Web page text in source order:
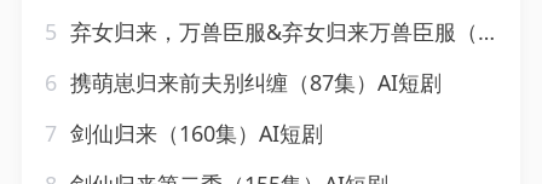
5 弃女归来，万兽臣服&弃女归来万兽臣服（124集）AI短剧
6 携萌崽归来前夫别纠缠（87集）AI短剧
7 剑仙归来（160集）AI短剧